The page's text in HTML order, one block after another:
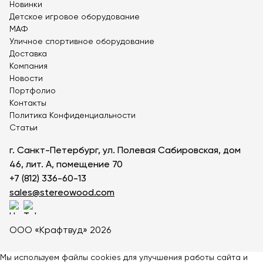
Теннисные столы
Футбольные ворота
Мобильные и стационарные трибуны
О компании
Партнёрам
Новости
Контакты
Новинки
Детское игровое оборудование
МАФ
Уличное спортивное оборудование
Доставка
Компания
Новости
Портфолио
Контакты
Политика Конфиденциальности
Статьи
г. Санкт-Петербург, ул. Полевая Сабировская, дом
46, лит. А, помещение 70
+7 (812) 336-60-13
sales@stereowood.com
ООО «Крафтвуд» 2026
Мы используем файлы cookies для улучшения работы сайта и